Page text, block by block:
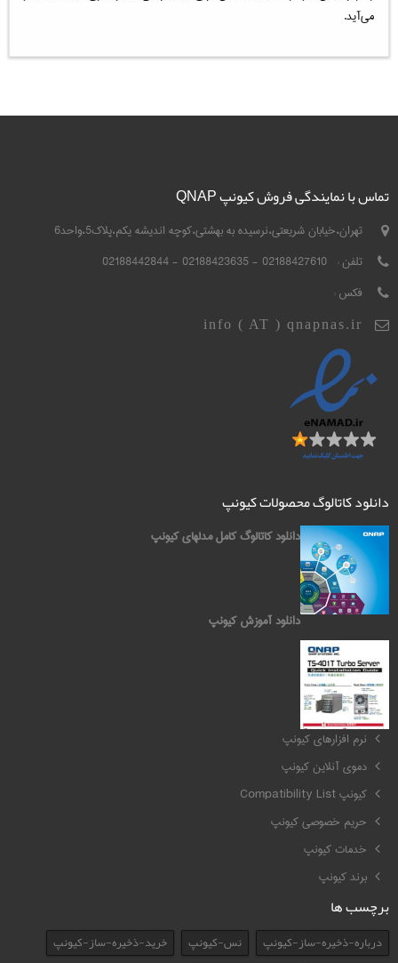
می‌آید.
تماس با نمایندگی فروش کیونپ QNAP
تهران،خیابان شریعتی،نرسیده به بهشتی،کوچه اندیشه یکم،پلاک5،واحد6
تلفن : 02188427610 - 02188423635 - 02188442844
فکس :
info ( AT ) qnapnas.ir
دانلود کاتالوگ محصولات کیونپ
دانلود کاتالوگ کامل مدلهای کیونپ
دانلود آموزش کیونپ
کیونپ QNAP
نرم افزارهای کیونپ
دموی آنلاین کیونپ
کیونپ Compatibility List
حریم خصوصی کیونپ
خدمات کیونپ
برند کیونپ
برچسب ها
درباره-ذخیره-ساز-کیونپ نس-کیونپ خرید-ذخیره-ساز-کیونپ